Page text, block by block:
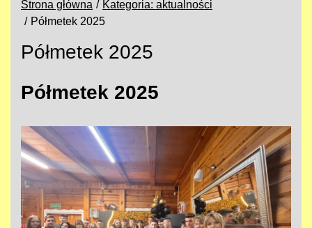
Strona główna
Kategoria: aktualności
Półmetek 2025
Półmetek 2025
Półmetek 2025